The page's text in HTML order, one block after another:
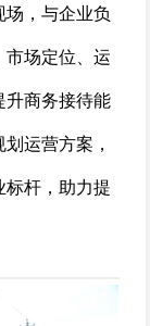
，与企业负
市场定位、运
升商务接待能
运营方案，
标杆，助力提